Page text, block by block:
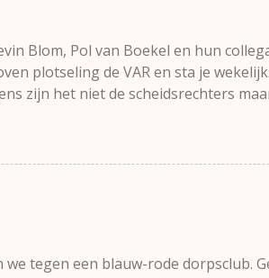
Blom, Pol van Boekel en hun
plotseling de VAR en sta je
zijn het niet de scheidsrechters
is daarbij belangrijk. Je
tegen een blauw-rode dorpsclub.